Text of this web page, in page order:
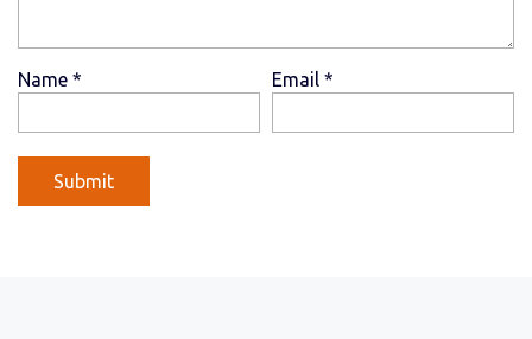
Name * Email *